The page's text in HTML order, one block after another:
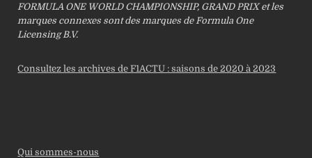
FORMULA ONE WORLD CHAMPIONSHIP, GRAND PRIX et les
marques connexes sont des marques de Formula One
Licensing B.V.
Consultez les archives de F1ACTU : saisons de 2020 à 2023
Qui sommes-nous